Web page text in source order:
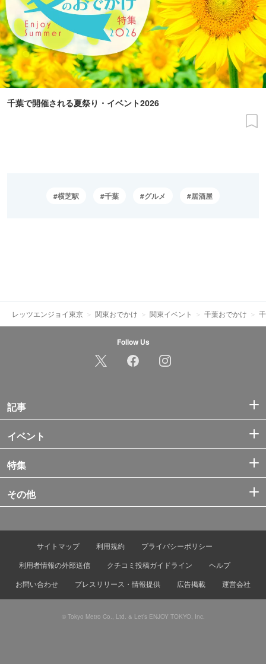
千葉で開催される夏祭り・イベント2026
横芝駅 千葉 グルメ 居酒屋
レッツエンジョイ東京 関東おでかけ 関東イベント 千葉おでかけ
Follow Us
記事
イベント
特集
その他
サイトマップ 利用規約
プライバシーポリシー
利用者情報の外部送信
クチコミ投稿ガイドライン
ヘルプ
お問い合わせ
プレスリリース・情報提供 広告掲載 運営会社
© Tokyo Metro Co., Ltd. & Let’s ENJOY TOKYO, Inc.